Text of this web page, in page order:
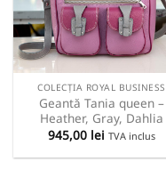
COLECȚIA ROYAL BUSINESS
Geantă Tania queen –
Heather, Gray, Dahlia
945,00 lei TVA inclus